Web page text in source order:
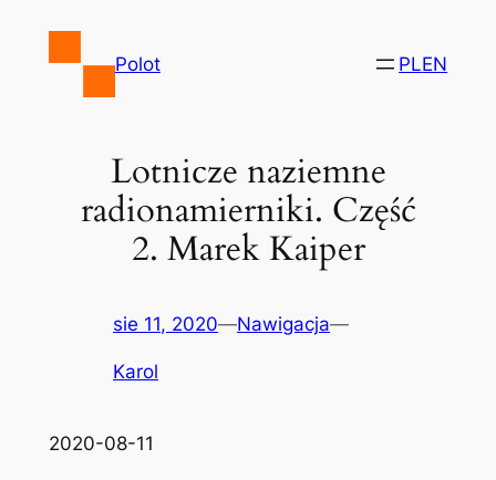
Polot PLEN
Lotnicze naziemne
radionamierniki. Część
2. Marek Kaiper
sie 11, 2020—Nawigacja—
Karol
2020-08-11